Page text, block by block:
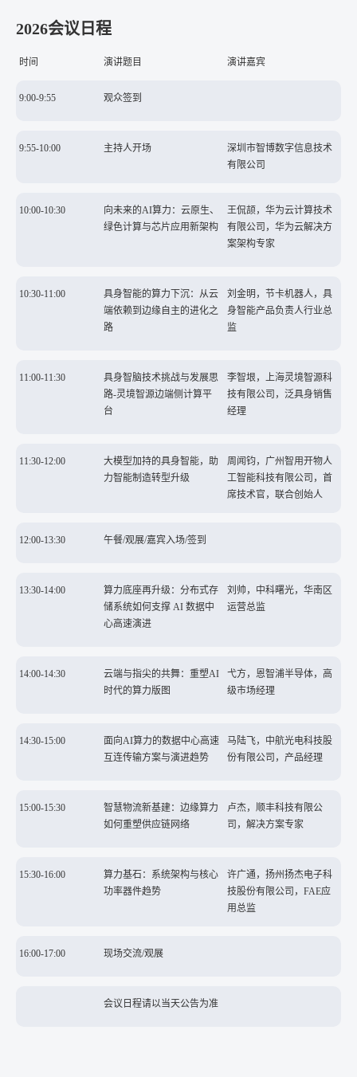
2026会议日程
时间 演讲题目 演讲嘉宾
9:00-9:55 观众签到
9:55-10:00 主持人开场
深圳市智博数字信息技术
有限公司
10:00-10:30
向未来的AI算力：云原生、
绿色计算与芯片应用新架构
王侃颉，华为云计算技术
有限公司，华为云解决方
案架构专家
10:30-11:00
具身智能的算力下沉：从云
端依赖到边缘自主的进化之
路
刘金明，节卡机器人，具
身智能产品负责人行业总
监
11:00-11:30
具身智脑技术挑战与发展思
路-灵境智源边端侧计算平
台
李智垠，上海灵境智源科
技有限公司，泛具身销售
经理
11:30-12:00
大模型加持的具身智能，助
力智能制造转型升级
周闻钧，广州智用开物人
工智能科技有限公司，首
席技术官，联合创始人
12:00-13:30 午餐/观展/嘉宾入场/签到
13:30-14:00
算力底座再升级：分布式存
储系统如何支撑 AI 数据中
心高速演进
刘帅，中科曙光，华南区
运营总监
14:00-14:30
云端与指尖的共舞：重塑AI
时代的算力版图
弋方，恩智浦半导体，高
级市场经理
14:30-15:00
面向AI算力的数据中心高速
互连传输方案与演进趋势
马陆飞，中航光电科技股
份有限公司，产品经理
15:00-15:30
智慧物流新基建：边缘算力
如何重塑供应链网络
卢杰，顺丰科技有限公
司，解决方案专家
15:30-16:00
算力基石：系统架构与核心
功率器件趋势
许广通，扬州扬杰电子科
技股份有限公司，FAE应
用总监
16:00-17:00 现场交流/观展
会议日程请以当天公告为准